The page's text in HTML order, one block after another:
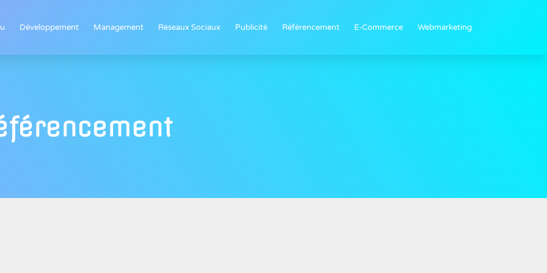
Développement Management Réseaux Sociaux Publicité Référencement E-Commerce Webmarketing